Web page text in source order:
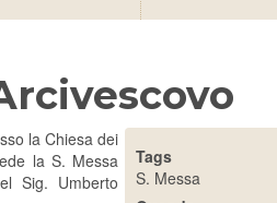
Tags
S. Messa
la Chiesa dei
la S. Messa
Sig. Umberto